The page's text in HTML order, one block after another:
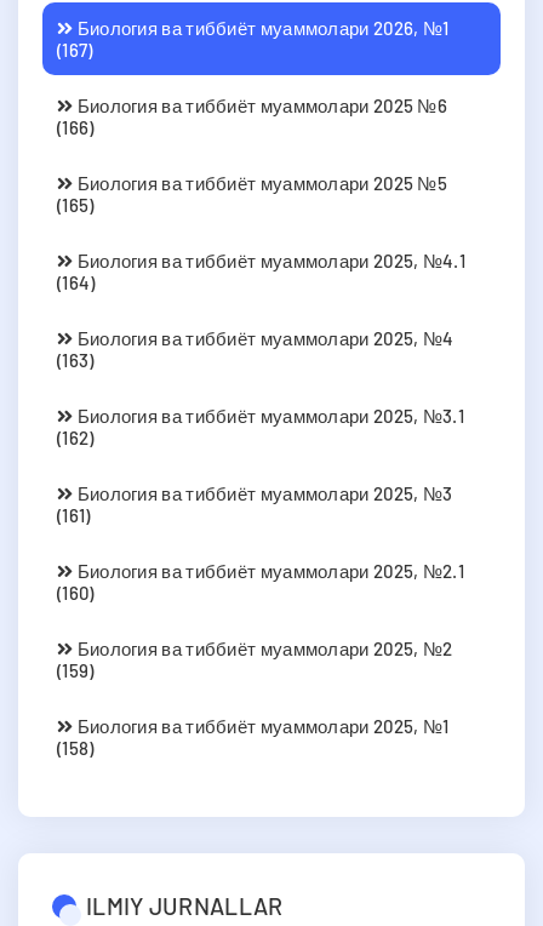
Биология ва тиббиёт муаммолари 2026, №1
(167)
Биология ва тиббиёт муаммолари 2025 №6
(166)
Биология ва тиббиёт муаммолари 2025 №5
(165)
Биология ва тиббиёт муаммолари 2025, №4.1
(164)
Биология ва тиббиёт муаммолари 2025, №4
(163)
Биология ва тиббиёт муаммолари 2025, №3.1
(162)
Биология ва тиббиёт муаммолари 2025, №3
(161)
Биология ва тиббиёт муаммолари 2025, №2.1
(160)
Биология ва тиббиёт муаммолари 2025, №2
(159)
Биология ва тиббиёт муаммолари 2025, №1
(158)
ILMIY JURNALLAR